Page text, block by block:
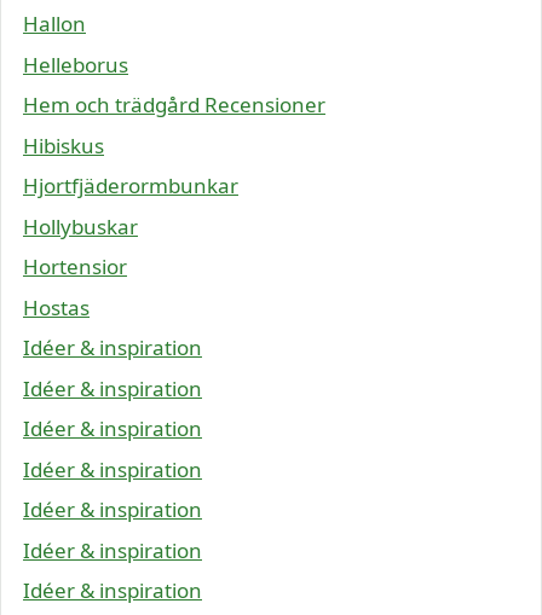
Hallon
Helleborus
Hem och trädgård Recensioner
Hibiskus
Hjortfjäderormbunkar
Hollybuskar
Hortensior
Hostas
Idéer & inspiration
Idéer & inspiration
Idéer & inspiration
Idéer & inspiration
Idéer & inspiration
Idéer & inspiration
Idéer & inspiration